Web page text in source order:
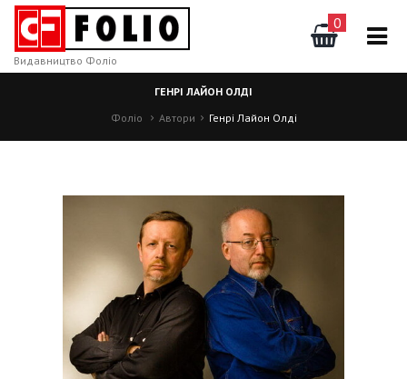
0
Видавництво Фоліо
ГЕНРІ ЛАЙОН ОЛДІ
Фоліо
Автори Генрі Лайон Олді